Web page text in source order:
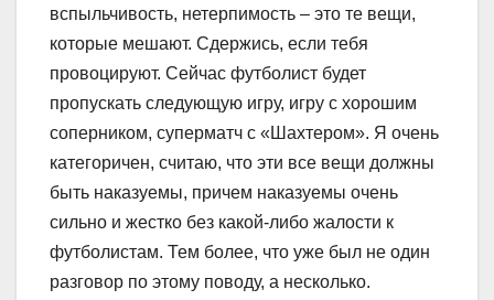
вспыльчивость, нетерпимость – это те вещи,
которые мешают. Сдержись, если тебя
провоцируют. Сейчас футболист будет
пропускать следующую игру, игру с хорошим
соперником, суперматч с «Шахтером». Я очень
категоричен, считаю, что эти все вещи должны
быть наказуемы, причем наказуемы очень
сильно и жестко без какой-либо жалости к
футболистам. Тем более, что уже был не один
разговор по этому поводу, а несколько.